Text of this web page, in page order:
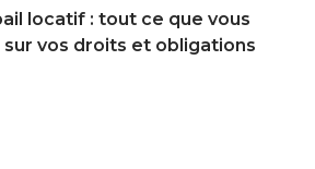
locatif : tout ce que vous
sur vos droits et obligations